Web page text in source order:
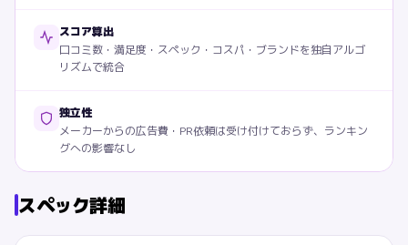
スコア算出
口コミ数・満足度・スペック・コスパ・ブランドを独自アルゴ
リズムで統合
独立性
メーカーからの広告費・PR依頼は受け付けておらず、ランキン
グへの影響なし
スペック詳細